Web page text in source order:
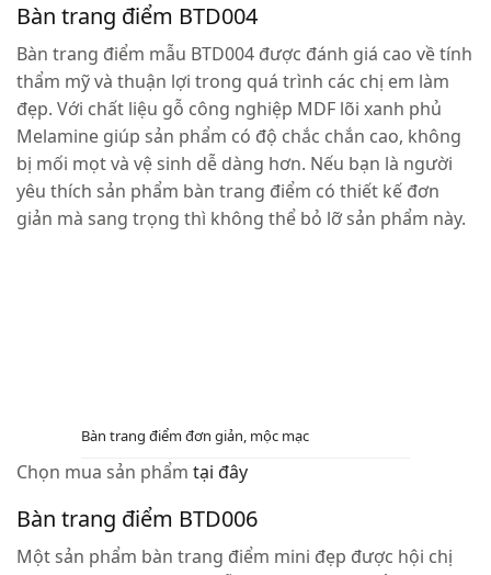
Bàn trang điểm BTD004
Bàn trang điểm mẫu BTD004 được đánh giá cao về tính
thẩm mỹ và thuận lợi trong quá trình các chị em làm
đẹp. Với chất liệu gỗ công nghiệp MDF lõi xanh phủ
Melamine giúp sản phẩm có độ chắc chắn cao, không
bị mối mọt và vệ sinh dễ dàng hơn. Nếu bạn là người
yêu thích sản phẩm bàn trang điểm có thiết kế đơn
giản mà sang trọng thì không thể bỏ lỡ sản phẩm này.
Bàn trang điểm đơn giản, mộc mạc
Chọn mua sản phẩmtại đây
Bàn trang điểm BTD006
Một sản phẩm bàn trang điểm mini đẹp được hội chị